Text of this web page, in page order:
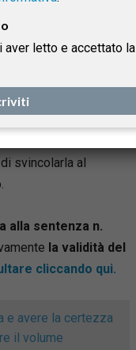
una volta per
e proprio contrasto
contestualmente
dellasomma
svincolarla al
alla sentenza n.
la validità del
cliccando qui.
e avere la certezza
il volume
aver letto e accettato la